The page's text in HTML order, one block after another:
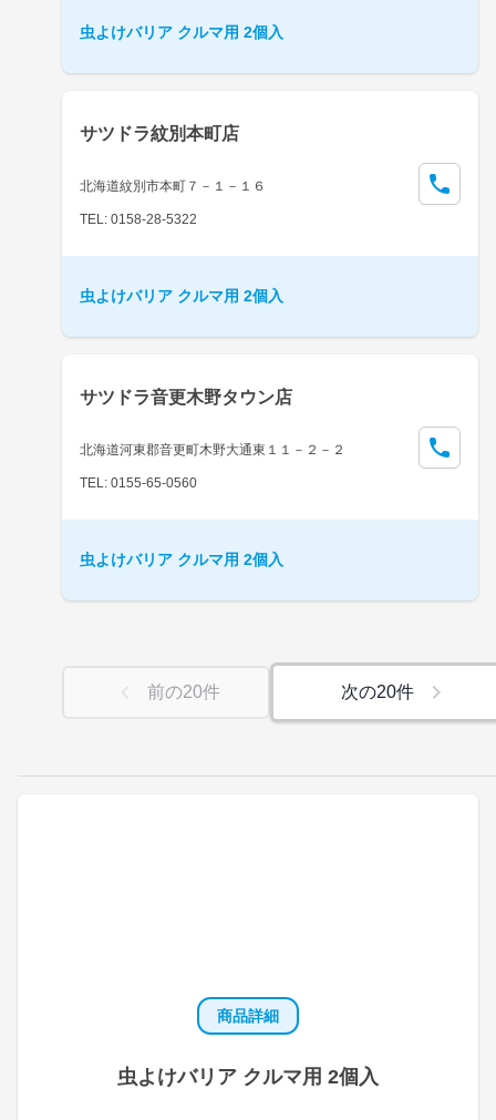
商品詳細
虫よけバリア クルマ用 2個入
虫よけバリア クルマ用 2個入
サツドラ紋別本町店
北海道紋別市本町７－１－１６
TEL: 0158-28-5322
虫よけバリア クルマ用 2個入
サツドラ音更木野タウン店
北海道河東郡音更町木野大通東１１－２－２
TEL: 0155-65-0560
虫よけバリア クルマ用 2個入
前の20件 次の20件